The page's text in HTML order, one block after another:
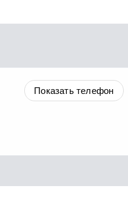
Показать телефон